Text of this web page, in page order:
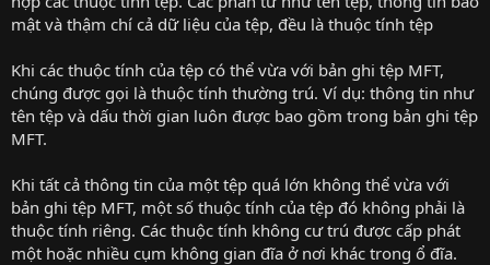
mật và thậm chí cả dữ liệu của tệp, đều là thuộc tính tệp
Khi các thuộc tính của tệp có thể vừa với bản ghi tệp MFT,
chúng được gọi là thuộc tính thường trú. Ví dụ: thông tin như
tên tệp và dấu thời gian luôn được bao gồm trong bản ghi tệp
MFT.
Khi tất cả thông tin của một tệp quá lớn không thể vừa với
bản ghi tệp MFT, một số thuộc tính của tệp đó không phải là
thuộc tính riêng. Các thuộc tính không cư trú được cấp phát
một hoặc nhiều cụm không gian đĩa ở nơi khác trong ổ đĩa.